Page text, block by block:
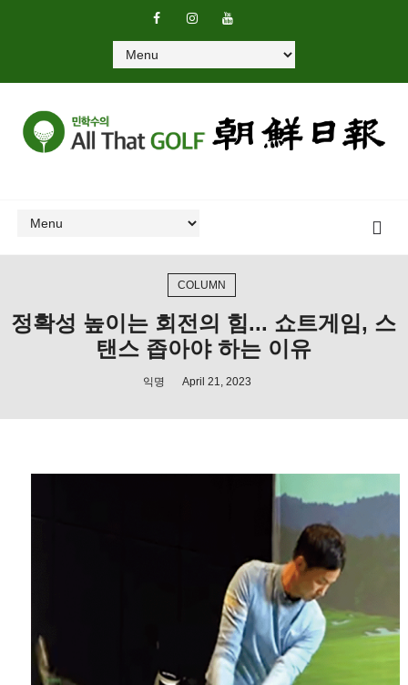
COLUMN
정확성 높이는 회전의 힘... 쇼트게임, 스
탠스 좁아야 하는 이유
익명 April 21, 2023